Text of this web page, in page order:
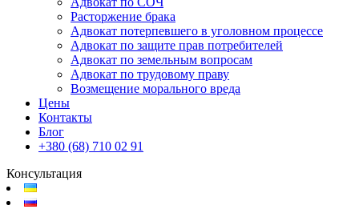
Расторжение брака
Адвокат потерпевшего в уголовном процессе
Адвокат по защите прав потребителей
Адвокат по земельным вопросам
Адвокат по трудовому праву
Возмещение морального вреда
Цены
Контакты
Блог
+380 (68) 710 02 91
Консультация